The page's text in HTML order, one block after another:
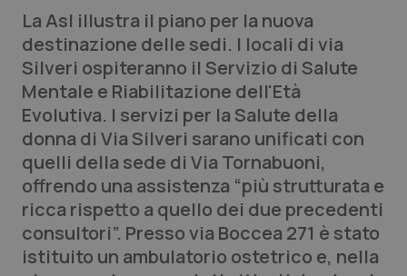
Lettere al direttore
Edizioni Regionali
QS Pro
Professionisti Sanitari.AI
Abruzzo
Basilicata
QS Pro Gold
Artrite & artrosi
QS Club Newsletter
La Asl illustra il piano per la nuova
destinazione delle sedi. I locali di via
Silveri ospiteranno il Servizio di Salute
Mentale e Riabilitazione dell'Età
Evolutiva. I servizi per la Salute della
donna di Via Silveri sarano unificati con
quelli della sede di Via Tornabuoni,
offrendo una assistenza “più strutturata e
ricca rispetto a quello dei due precedenti
consultori”. Presso via Boccea 271 è stato
istituito un ambulatorio ostetrico e, nella